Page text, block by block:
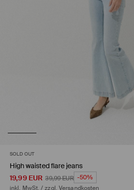
SOLD OUT
High waisted flare jeans
19,99 EUR 39,99EUR -50%
inkl. MwSt. / zzgl. Versandkosten